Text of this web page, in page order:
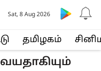
த‌மிழக‌ம்
Sat, 8 Aug 2026